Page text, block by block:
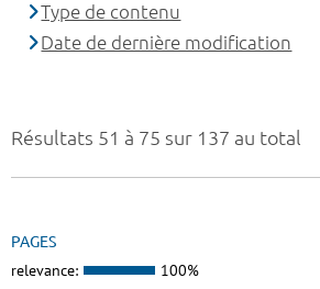
Résultats 51 à 75 sur 137 au total
PAGES
relevance: 100%
Type de contenu
Date de dernière modification